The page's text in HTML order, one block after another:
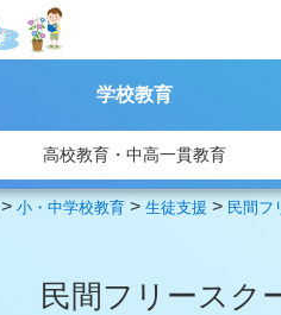
学校教育
高校教育・中高一貫教育
>小・中学校教育 >生徒支援 > 民間フ
民間フリースク